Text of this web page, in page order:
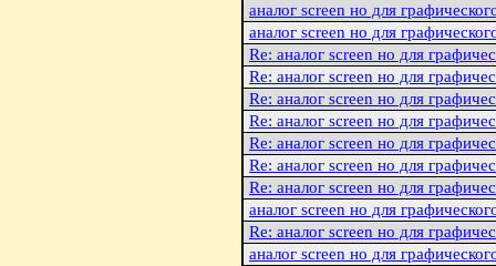
аналог screen но для
аналог screen но для
Re: аналог screen но для
Re: аналог screen но для
Re: аналог screen но для
Re: аналог screen но для
Re: аналог screen но для
Re: аналог screen но для
Re: аналог screen но для
аналог screen но для
Re: аналог screen но для
аналог screen но для